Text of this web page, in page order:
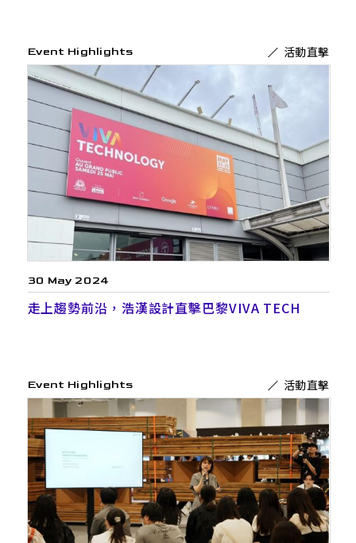
Event Highlights 活動直擊
30 May 2024
走上趨勢前沿，浩漢設計直擊巴黎VIVA TECH
Event Highlights 活動直擊